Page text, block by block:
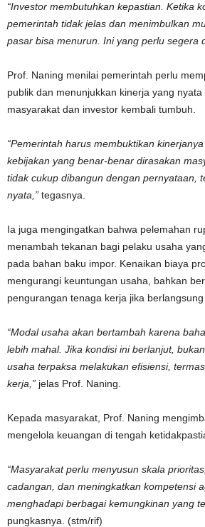
“Investor membutuhkan kepastian. Ketika
pemerintah tidak jelas dan menimbulkan
pasar bisa menurun. Ini yang perlu segera
Prof. Naning menilai pemerintah perlu
publik dan menunjukkan kinerja yang
masyarakat dan investor kembali tumbuh.
“Pemerintah harus membuktikan
kebijakan yang benar-benar dirasakan
tidak cukup dibangun dengan pernyataan,
nyata,” tegasnya.
Ia juga mengingatkan bahwa pelemahan
menambah tekanan bagi pelaku usaha
pada bahan baku impor. Kenaikan biaya
mengurangi keuntungan usaha, bahkan
pengurangan tenaga kerja jika
“Modal usaha akan bertambah karena
lebih mahal. Jika kondisi ini berlanjut,
usaha terpaksa melakukan efisiensi,
kerja,” jelas Prof. Naning.
Kepada masyarakat, Prof. Naning
mengelola keuangan di tengah
“Masyarakat perlu menyusun skala
cadangan, dan meningkatkan kompetensi
menghadapi berbagai kemungkinan yang
pungkasnya. (stm/rif)